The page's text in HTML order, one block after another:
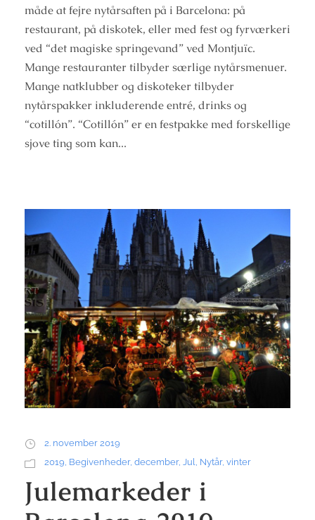
måde at fejre nytårsaften på i Barcelona: på
restaurant, på diskotek, eller med fest og fyrværkeri
ved “det magiske springevand” ved Montjuïc.
Mange restauranter tilbyder særlige nytårsmenuer.
Mange natklubber og diskoteker tilbyder
nytårspakker inkluderende entré, drinks og
“cotillón”. “Cotillón” er en festpakke med forskellige
sjove ting som kan...
2. november 2019
2019, Begivenheder, december, Jul, Nytår, vinter
Julemarkeder i